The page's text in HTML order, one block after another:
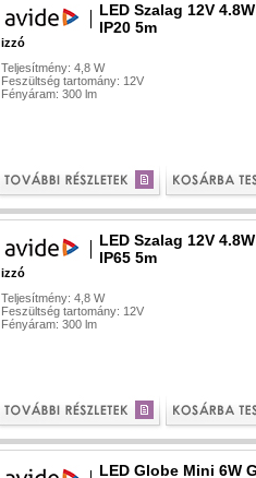
LED Szalag 12V
IP20 5m
izzó
Teljesítmény: 4,8 W
Feszültség tartomány: 12V
Fényáram: 300 lm
LED Szalag 12V
IP65 5m
izzó
Teljesítmény: 4,8 W
Feszültség tartomány: 12V
Fényáram: 300 lm
LED Globe Mini 6W